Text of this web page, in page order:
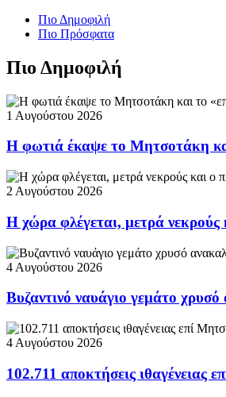
Πιο Δημοφιλή
Πιο Πρόσφατα
Πιο Δημοφιλή
1 Αυγούστου 2026
Η φωτιά έκαψε το Μητσοτάκη
2 Αυγούστου 2026
Η χώρα φλέγεται, μετρά
4 Αυγούστου 2026
Βυζαντινό ναυάγιο γεμάτο
4 Αυγούστου 2026
102.711 αποκτήσεις ιθαγένειας